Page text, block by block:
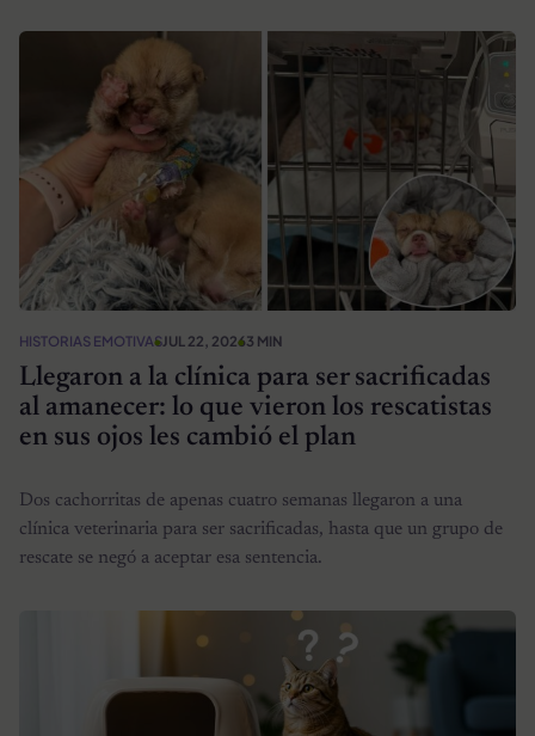
HISTORIAS EMOTIVASJUL 22, 20263 MIN
Llegaron a la clínica para ser sacrificadas
al amanecer: lo que vieron los rescatistas
en sus ojos les cambió el plan
Dos cachorritas de apenas cuatro semanas llegaron a una
clínica veterinaria para ser sacrificadas, hasta que un grupo de
rescate se negó a aceptar esa sentencia.